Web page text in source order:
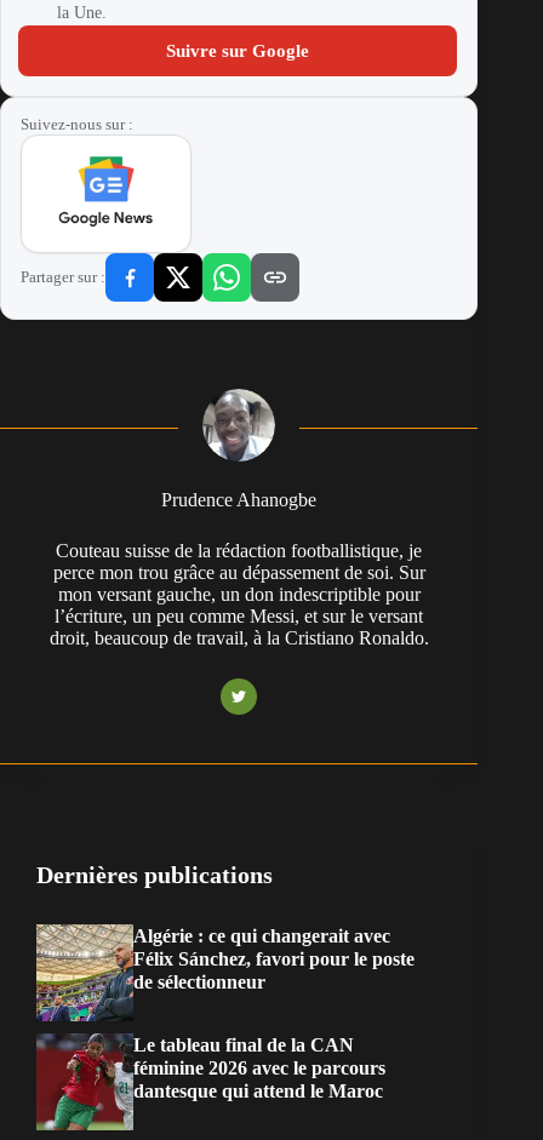
la Une.
Suivre sur Google
Suivez-nous sur :
Partager sur :
Prudence Ahanogbe
Couteau suisse de la rédaction footballistique, je
perce mon trou grâce au dépassement de soi. Sur
mon versant gauche, un don indescriptible pour
l’écriture, un peu comme Messi, et sur le versant
droit, beaucoup de travail, à la Cristiano Ronaldo.
Dernières publications
Algérie : ce qui changerait avec
Félix Sánchez, favori pour le poste
de sélectionneur
Le tableau final de la CAN
féminine 2026 avec le parcours
dantesque qui attend le Maroc